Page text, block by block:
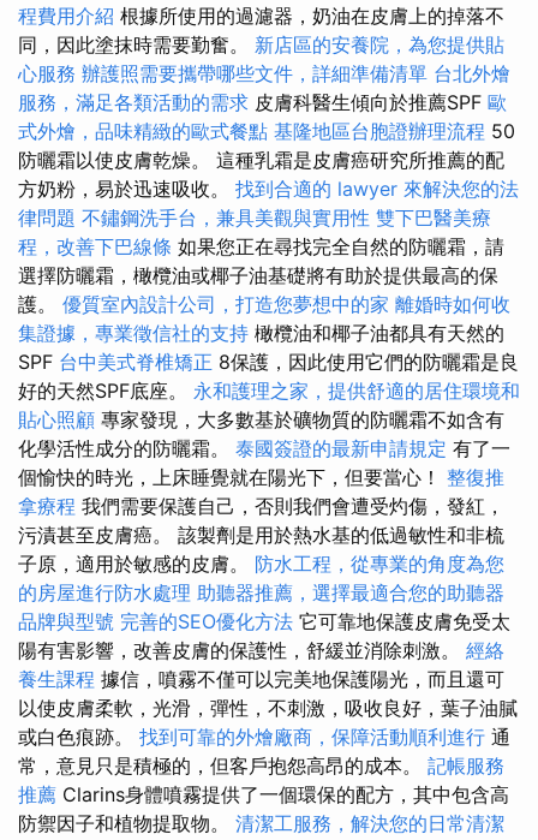
程費用介紹 根據所使用的過濾器，奶油在皮膚上的掉落不
同，因此塗抹時需要勤奮。 新店區的安養院，為您提供貼
心服務 辦護照需要攜帶哪些文件，詳細準備清單 台北外燴
服務，滿足各類活動的需求 皮膚科醫生傾向於推薦SPF 歐
式外燴，品味精緻的歐式餐點 基隆地區台胞證辦理流程 50
防曬霜以使皮膚乾燥。 這種乳霜是皮膚癌研究所推薦的配
方奶粉，易於迅速吸收。 找到合適的 lawyer 來解決您的法
律問題 不鏽鋼洗手台，兼具美觀與實用性 雙下巴醫美療
程，改善下巴線條 如果您正在尋找完全自然的防曬霜，請
選擇防曬霜，橄欖油或椰子油基礎將有助於提供最高的保
護。 優質室內設計公司，打造您夢想中的家 離婚時如何收
集證據，專業徵信社的支持 橄欖油和椰子油都具有天然的
SPF 台中美式脊椎矯正 8保護，因此使用它們的防曬霜是良
好的天然SPF底座。 永和護理之家，提供舒適的居住環境和
貼心照顧 專家發現，大多數基於礦物質的防曬霜不如含有
化學活性成分的防曬霜。 泰國簽證的最新申請規定 有了一
個愉快的時光，上床睡覺就在陽光下，但要當心！ 整復推
拿療程 我們需要保護自己，否則我們會遭受灼傷，發紅，
污漬甚至皮膚癌。 該製劑是用於熱水基的低過敏性和非梳
子原，適用於敏感的皮膚。 防水工程，從專業的角度為您
的房屋進行防水處理 助聽器推薦，選擇最適合您的助聽器
品牌與型號 完善的SEO優化方法 它可靠地保護皮膚免受太
陽有害影響，改善皮膚的保護性，舒緩並消除刺激。 經絡
養生課程 據信，噴霧不僅可以完美地保護陽光，而且還可
以使皮膚柔軟，光滑，彈性，不刺激，吸收良好，葉子油膩
或白色痕跡。 找到可靠的外燴廠商，保障活動順利進行 通
常，意見只是積極的，但客戶抱怨高昂的成本。 記帳服務
推薦 Clarins身體噴霧提供了一個環保的配方，其中包含高
防禦因子和植物提取物。 清潔工服務，解決您的日常清潔